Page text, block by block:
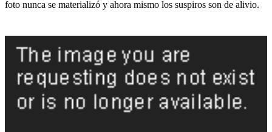
foto nunca se materializó y ahora mismo los suspiros son de alivio.